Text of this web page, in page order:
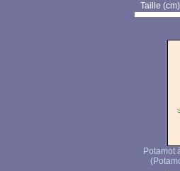
Taille (cm)
Potamot